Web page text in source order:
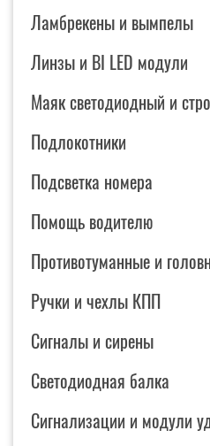
Ламбрекены и вымпелы
Линзы и BI LED модули
Маяк светодиодный и
Подлокотники
Подсветка номера
Помощь водителю
Противотуманные и
Ручки и чехлы КПП
Сигналы и сирены
Светодиодная балка
Сигнализации и модули